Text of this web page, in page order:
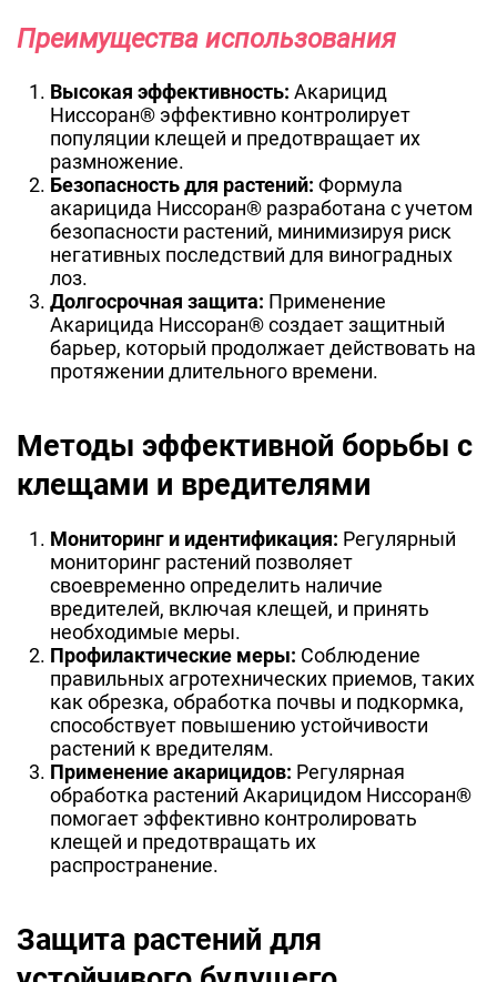
Преимущества использования
Высокая эффективность: Акарицид
Ниссоран® эффективно контролирует
популяции клещей и предотвращает их
размножение.
Безопасность для растений: Формула
акарицида Ниссоран® разработана с учетом
безопасности растений, минимизируя риск
негативных последствий для виноградных
лоз.
Долгосрочная защита: Применение
Акарицида Ниссоран® создает защитный
барьер, который продолжает действовать на
протяжении длительного времени.
Методы эффективной борьбы с
клещами и вредителями
Мониторинг и идентификация: Регулярный
мониторинг растений позволяет
своевременно определить наличие
вредителей, включая клещей, и принять
необходимые меры.
Профилактические меры: Соблюдение
правильных агротехнических приемов, таких
как обрезка, обработка почвы и подкормка,
способствует повышению устойчивости
растений к вредителям.
Применение акарицидов: Регулярная
обработка растений Акарицидом Ниссоран®
помогает эффективно контролировать
клещей и предотвращать их
распространение.
Защита растений для